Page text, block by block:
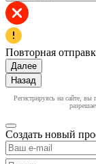
Повторная
Далее
Назад
Регистрируясь на сайте, вы
Создать новый